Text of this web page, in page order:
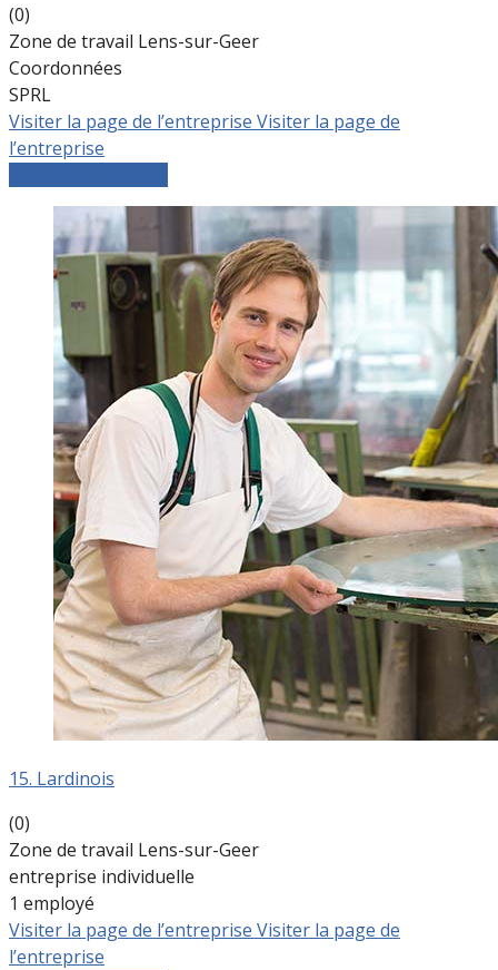
(0)
Zone de travail Lens-sur-Geer
Coordonnées
SPRL
Visiter la page de l’entreprise Visiter la page de
l’entreprise
15. Lardinois
(0)
Zone de travail Lens-sur-Geer
entreprise individuelle
1 employé
Visiter la page de l’entreprise Visiter la page de
l’entreprise